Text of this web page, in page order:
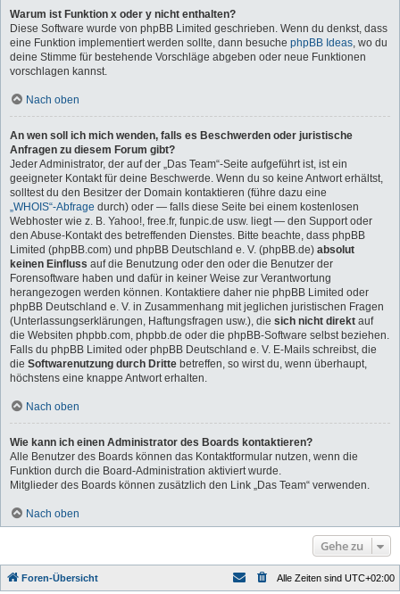
Warum ist Funktion x oder y nicht enthalten?
Diese Software wurde von phpBB Limited geschrieben. Wenn du denkst, dass
eine Funktion implementiert werden sollte, dann besuche phpBB Ideas, wo du
deine Stimme für bestehende Vorschläge abgeben oder neue Funktionen
vorschlagen kannst.
Nach oben
An wen soll ich mich wenden, falls es Beschwerden oder juristische
Anfragen zu diesem Forum gibt?
Jeder Administrator, der auf der „Das Team“-Seite aufgeführt ist, ist ein
geeigneter Kontakt für deine Beschwerde. Wenn du so keine Antwort erhältst,
solltest du den Besitzer der Domain kontaktieren (führe dazu eine
„WHOIS“-Abfrage durch) oder — falls diese Seite bei einem kostenlosen
Webhoster wie z. B. Yahoo!, free.fr, funpic.de usw. liegt — den Support oder
den Abuse-Kontakt des betreffenden Dienstes. Bitte beachte, dass phpBB
Limited (phpBB.com) und phpBB Deutschland e. V. (phpBB.de) absolut
keinen Einfluss auf die Benutzung oder den oder die Benutzer der
Forensoftware haben und dafür in keiner Weise zur Verantwortung
herangezogen werden können. Kontaktiere daher nie phpBB Limited oder
phpBB Deutschland e. V. in Zusammenhang mit jeglichen juristischen Fragen
(Unterlassungserklärungen, Haftungsfragen usw.), die sich nicht direkt auf
die Websiten phpbb.com, phpbb.de oder die phpBB-Software selbst beziehen.
Falls du phpBB Limited oder phpBB Deutschland e. V. E-Mails schreibst, die
die Softwarenutzung durch Dritte betreffen, so wirst du, wenn überhaupt,
höchstens eine knappe Antwort erhalten.
Nach oben
Wie kann ich einen Administrator des Boards kontaktieren?
Alle Benutzer des Boards können das Kontaktformular nutzen, wenn die
Funktion durch die Board-Administration aktiviert wurde.
Mitglieder des Boards können zusätzlich den Link „Das Team“ verwenden.
Nach oben
Gehe zu
Foren-Übersicht Alle Zeiten sind UTC+02:00